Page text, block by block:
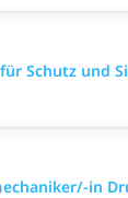
Schutz und
in